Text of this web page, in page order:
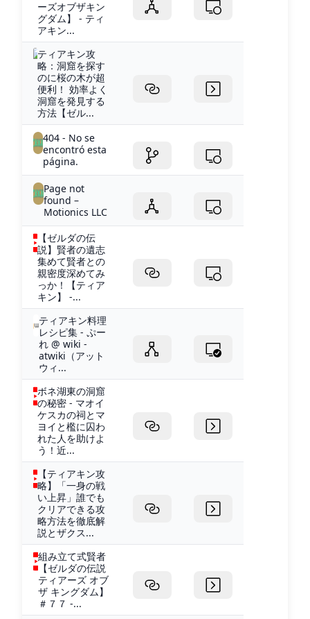
ーズオブザキン
グダム】 - ティ
アキン...
ティアキン攻
略：洞窟を探す
のに桜の木が超
便利！ 効率よく
洞窟を発見する
方法【ゼル...
404 - No se
encontró esta
página.
Page not
found –
Motionics LLC
【ゼルダの伝
説】賢者の遺志
集めて賢者との
親密度深めてみ
っか！【ティア
キン】 -...
ティアキン料理
レシピ集 - ぷー
れ @ wiki -
atwiki（アット
ウィ...
ボネ湖東の洞窟
の秘密 - マオイ
ケスカの祠とマ
ヨイと檻に囚わ
れた人を助けよ
う！近...
【ティアキン攻
略】「一身の戦
い上昇」誰でも
クリアできる攻
略方法を徹底解
説とザクス...
組み立て式賢者
【ゼルダの伝説
ティアーズ オブ
ザ キングダム】
＃７７ -...